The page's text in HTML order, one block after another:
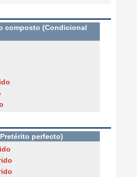
composto (Condicional
ido
perfecto)
ido
ido
ido